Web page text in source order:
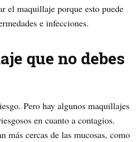
el maquillaje porque esto puede
e infecciones.
que no debes
Pero hay algunos maquillajes
en cuanto a contagios.
más cercas de las mucosas, como